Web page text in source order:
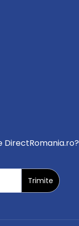
DirectRomania.ro?